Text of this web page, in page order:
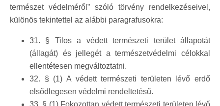
természet védelméről” szóló törvény rendelkezéseivel,
különös tekintettel az alábbi paragrafusokra:
31. § Tilos a védett természeti terület állapotát
(állagát) és jellegét a természetvédelmi célokkal
ellentétesen megváltoztatni.
32. § (1) A védett természeti területen lévő erdő
elsődlegesen védelmi rendeltetésű.